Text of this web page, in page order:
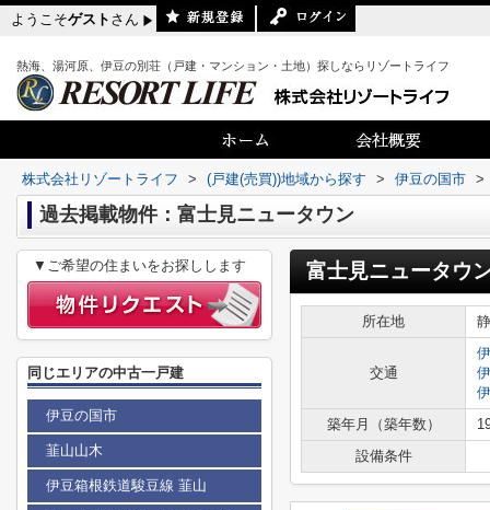
ようこそゲスト さん
熱海、湯河原、伊豆の別荘（戸建・マンション・土地）探しならリゾートライフ
株式会社リゾートライフ > (戸建(売買))地域から探す > 伊豆の国市 >
過去掲載物件：富士見ニュータウン
富士見ニュータウ
所在地
交通
築年月（築年数）
設備条件
▼ご希望の住まいをお探しします
同じエリアの中古一戸建
伊豆の国市
韮山山木
伊豆箱根鉄道駿豆線 韮山